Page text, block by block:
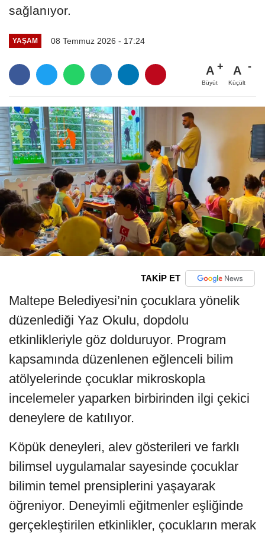
sağlanıyor.
YAŞAM 08 Temmuz 2026 - 17:24
A
Büyüt
A
Küçült
TAKİP ET
Maltepe Belediyesi’nin çocuklara yönelik
düzenlediği Yaz Okulu, dopdolu
etkinlikleriyle göz dolduruyor. Program
kapsamında düzenlenen eğlenceli bilim
atölyelerinde çocuklar mikroskopla
incelemeler yaparken birbirinden ilgi çekici
deneylere de katılıyor.
Köpük deneyleri, alev gösterileri ve farklı
bilimsel uygulamalar sayesinde çocuklar
bilimin temel prensiplerini yaşayarak
öğreniyor. Deneyimli eğitmenler eşliğinde
gerçekleştirilen etkinlikler, çocukların merak